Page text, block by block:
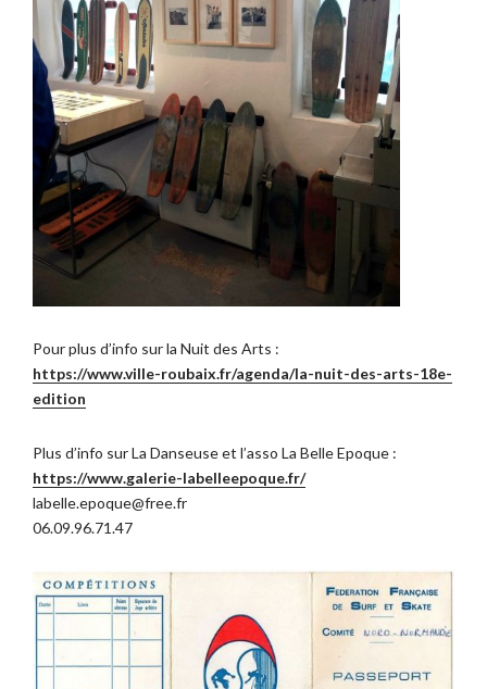
Pour plus d’info sur la Nuit des Arts :
https://www.ville-roubaix.fr/agenda/la-nuit-des-arts-18e-
edition
Plus d’info sur La Danseuse et l’asso La Belle Epoque :
https://www.galerie-labelleepoque.fr/
labelle.epoque@free.fr
06.09.96.71.47